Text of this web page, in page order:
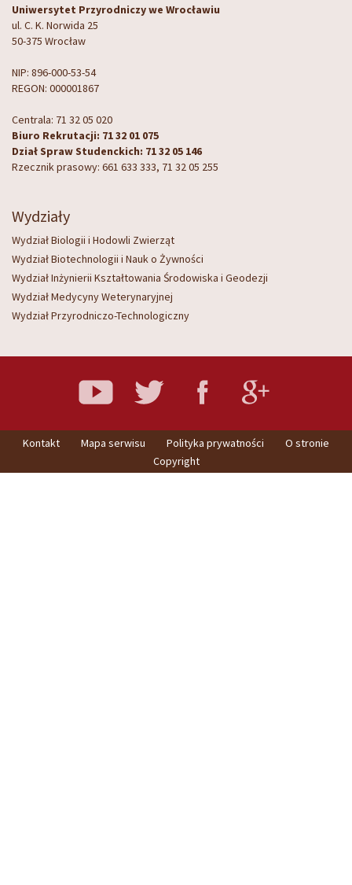
Uniwersytet Przyrodniczy we Wrocławiu
ul. C. K. Norwida 25
50-375 Wrocław
NIP: 896-000-53-54
REGON: 000001867
Centrala: 71 32 05 020
Biuro Rekrutacji: 71 32 01 075
Dział Spraw Studenckich: 71 32 05 146
Rzecznik prasowy: 661 633 333, 71 32 05 255
Wydziały
Wydział Biologii i Hodowli Zwierząt
Wydział Biotechnologii i Nauk o Żywności
Wydział Inżynierii Kształtowania Środowiska i Geodezji
Wydział Medycyny Weterynaryjnej
Wydział Przyrodniczo-Technologiczny
Kontakt Mapa serwisu Polityka prywatności
O stronie
Copyright